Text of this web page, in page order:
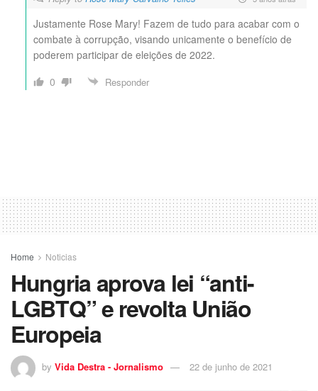
Justamente Rose Mary! Fazem de tudo para acabar com o
combate à corrupção, visando unicamente o benefício de
poderem participar de eleições de 2022.
0
Responder
Home Noticias
Hungria aprova lei “anti-
LGBTQ” e revolta União
Europeia
by Vida Destra - Jornalismo 22 de junho de 2021